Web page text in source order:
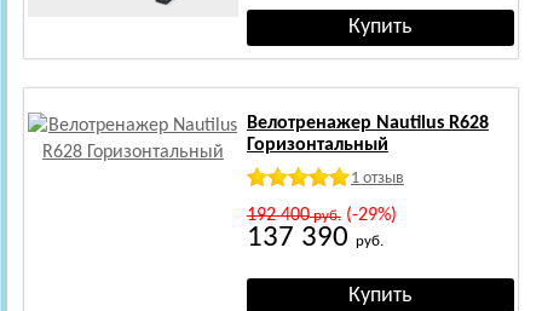
Велотренажер Nautilus R628
Горизонтальный
1 отзыв
192 400руб.(-29%)
137 390 руб.